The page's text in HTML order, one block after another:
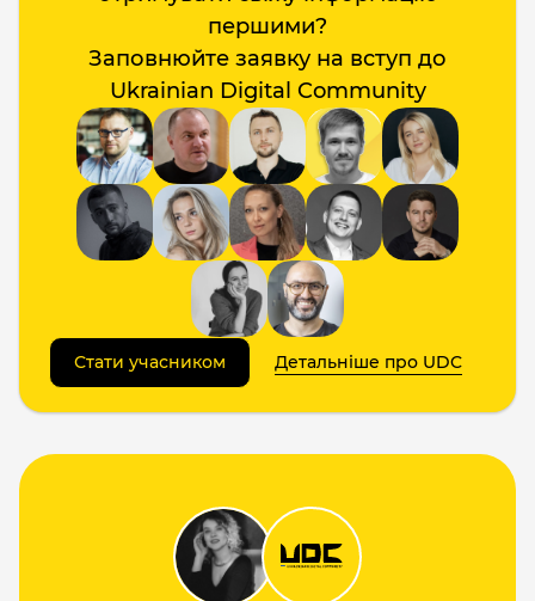
першими?
Заповнюйте заявку на вступ до
Ukrainian Digital Community
Стати учасником Детальніше про UDC